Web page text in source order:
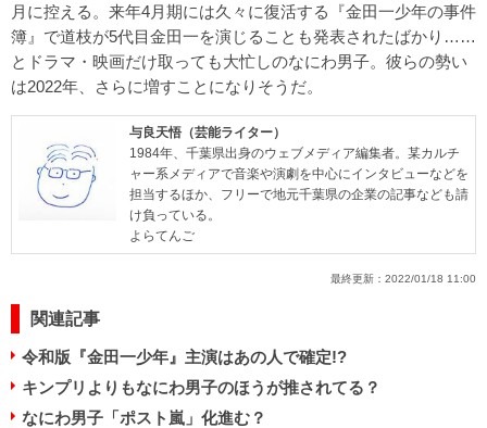
月に控える。来年4月期には久々に復活する『金田一少年の事件
簿』で道枝が5代目金田一を演じることも発表されたばかり……
とドラマ・映画だけ取っても大忙しのなにわ男子。彼らの勢い
は2022年、さらに増すことになりそうだ。
与良天悟（芸能ライター）
1984年、千葉県出身のウェブメディア編集者。某カルチ
ャー系メディアで音楽や演劇を中心にインタビューなどを
担当するほか、フリーで地元千葉県の企業の記事なども請
け負っている。
よらてんご
最終更新： 2022/01/18 11:00
関連記事
令和版『金田一少年』主演はあの人で確定!?
キンプリよりもなにわ男子のほうが推されてる？
なにわ男子「ポスト嵐」化進む？